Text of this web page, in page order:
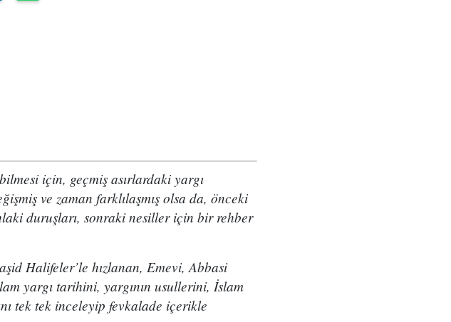
için, geçmiş asırlardaki yargı
ve zaman farklılaşmış olsa da, önceki
duruşları, sonraki nesiller için bir rehber
Halifeler’le hızlanan, Emevi, Abbasi
yargı tarihini, yargının usullerini, İslam
tek tek inceleyip fevkalade içerikle